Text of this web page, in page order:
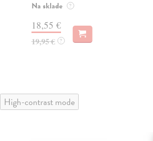
Na sklade ?
18,55 €
19,95 € ?
High-contrast mode